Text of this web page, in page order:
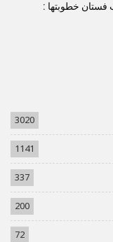
فستان خطوبتها :
3020
1141
337
200
72